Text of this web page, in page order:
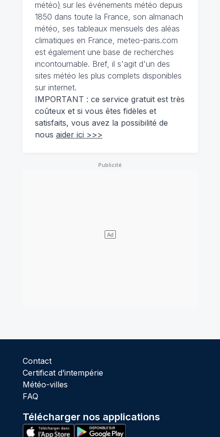
météo) sur les événements météo depuis
1850 dans toute la France, son almanach
météo, ses tableaux mensuels des aléas
climatiques en France, meteo-paris.com
est également une base de recherches
incontournable. Bref, il s'agit d'un des
sites météo les plus complets disponibles
sur internet.
IMPORTANT : ce service gratuit est très
coûteux et si vous êtes fidèles et
satisfaits, vous avez la possibilité de
nous aider ici >>>
Contact
Certificat d’intempérie
Météo-villes
FAQ
Télécharger nos applications